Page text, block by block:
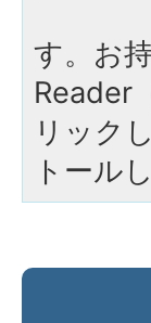
す。お
Reader
リック
トール